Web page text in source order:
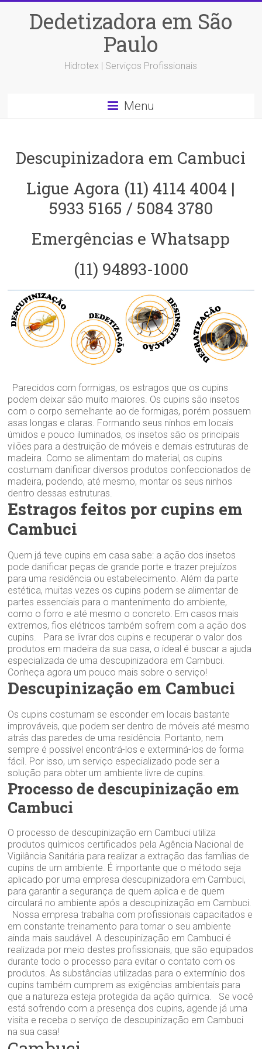
Dedetizadora em São
Paulo
Hidrotex | Serviços Profissionais
Menu
Descupinizadora em Cambuci
Ligue Agora (11) 4114 4004 |
5933 5165 / 5084 3780
Emergências e Whatsapp
(11) 94893-1000
Parecidos com formigas, os estragos que os cupins
podem deixar são muito maiores. Os cupins são insetos
com o corpo semelhante ao de formigas, porém possuem
asas longas e claras. Formando seus ninhos em locais
úmidos e pouco iluminados, os insetos são os principais
vilões para a destruição de móveis e demais estruturas de
madeira. Como se alimentam do material, os cupins
costumam danificar diversos produtos confeccionados de
madeira, podendo, até mesmo, montar os seus ninhos
dentro dessas estruturas.
Estragos feitos por cupins em
Cambuci
Quem já teve cupins em casa sabe: a ação dos insetos
pode danificar peças de grande porte e trazer prejuízos
para uma residência ou estabelecimento. Além da parte
estética, muitas vezes os cupins podem se alimentar de
partes essenciais para o mantenimento do ambiente,
como o forro e até mesmo o concreto. Em casos mais
extremos, fios elétricos também sofrem com a ação dos
cupins. Para se livrar dos cupins e recuperar o valor dos
produtos em madeira da sua casa, o ideal é buscar a ajuda
especializada de uma descupinizadora em Cambuci.
Conheça agora um pouco mais sobre o serviço!
Descupinização em Cambuci
Os cupins costumam se esconder em locais bastante
improváveis, que podem ser dentro de móveis até mesmo
atrás das paredes de uma residência. Portanto, nem
sempre é possível encontrá-los e exterminá-los de forma
fácil. Por isso, um serviço especializado pode ser a
solução para obter um ambiente livre de cupins.
Processo de descupinização em
Cambuci
O processo de descupinização em Cambuci utiliza
produtos químicos certificados pela Agência Nacional de
Vigilância Sanitária para realizar a extração das famílias de
cupins de um ambiente. É importante que o método seja
aplicado por uma empresa descupinizadora em Cambuci,
para garantir a segurança de quem aplica e de quem
circulará no ambiente após a descupinização em Cambuci.
Nossa empresa trabalha com profissionais capacitados e
em constante treinamento para tornar o seu ambiente
ainda mais saudável. A descupinização em Cambuci é
realizada por meio destes profissionais, que são equipados
durante todo o processo para evitar o contato com os
produtos. As substâncias utilizadas para o extermínio dos
cupins também cumprem as exigências ambientais para
que a natureza esteja protegida da ação química. Se você
está sofrendo com a presença dos cupins, agende já uma
visita e receba o serviço de descupinização em Cambuci
na sua casa!